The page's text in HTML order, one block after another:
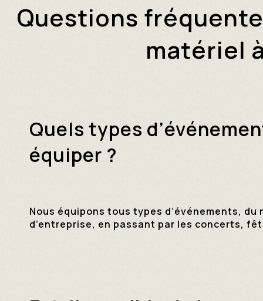
Questions
matériel
Quels types
équiper ?
Nous équipons tous types d’événements,
d’entreprise, en passant par les concerts,